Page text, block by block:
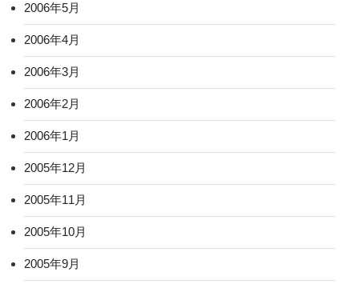
2006年5月
2006年4月
2006年3月
2006年2月
2006年1月
2005年12月
2005年11月
2005年10月
2005年9月